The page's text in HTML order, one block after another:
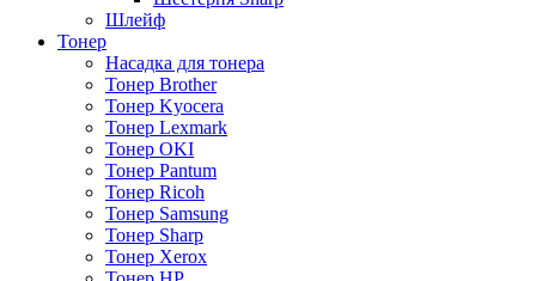
Шлейф
Тонер
Насадка для тонера
Тонер Brother
Тонер Kyocera
Тонер Lexmark
Тонер OKI
Тонер Pantum
Тонер Ricoh
Тонер Samsung
Тонер Sharp
Тонер Xerox